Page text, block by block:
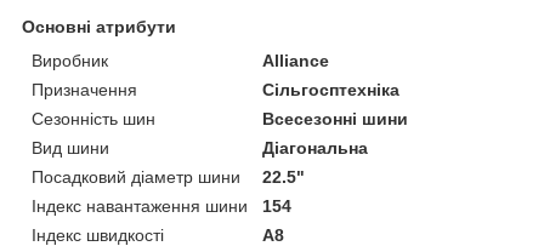
Основні атрибути
Виробник
Alliance
Призначення
Сільгосптехніка
Сезонність шин
Всесезонні шини
Вид шини
Діагональна
Посадковий діаметр шини
22.5"
Індекс навантаження шини
154
Індекс швидкості
A8